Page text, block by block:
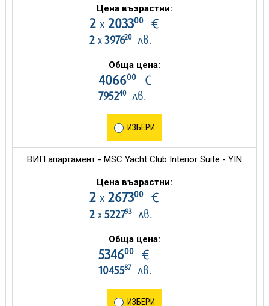
Цена възрастни:
2 х 203300€
2 х 397620лв.
Обща цена:
406600€
795240лв.
ИЗБЕРИ
ВИП апартамент - MSC Yacht Club Interior Suite - YIN
Цена възрастни:
2 х 267300€
2 х 522793лв.
Обща цена:
534600€
1045587лв.
ИЗБЕРИ